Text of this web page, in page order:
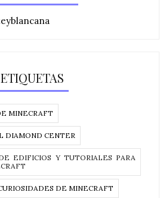
ETIQUETAS
MINECRAFT
DIAMOND CENTER
EDIFICIOS Y TUTORIALES PARA
DE MINECRAFT